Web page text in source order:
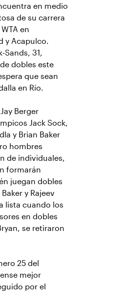
en medio
de su carrera
en
y Acapulco.
Sands, 31,
dobles este
que sean
en Río.
Berger
Jack Sock,
y Brian Baker
hombres
de individuales,
formarán
juegan dobles
y Rajeev
lista cuando los
en dobles
se retiraron
25 del
mejor
por el